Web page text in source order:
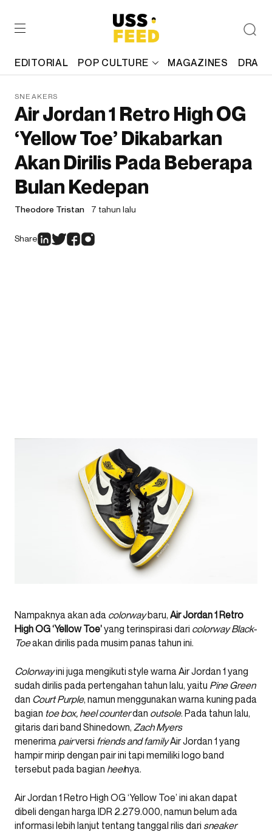
EDITORIAL POP CULTURE MAGAZINES
SNEAKERS
Air Jordan 1 Retro High OG
‘Yellow Toe’ Dikabarkan
Akan Dirilis Pada Beberapa
Bulan Kedepan
Theodore Tristan 7 tahun lalu
Share
Nampaknya akan ada colorwaybaru, Air Jordan 1 Retro
High OG ‘Yellow Toe’yang terinspirasi dari colorwayBlack-
Toeakan dirilis pada musim panas tahun ini.
Colorwayini juga mengikuti style warna Air Jordan 1 yang
sudah dirilis pada pertengahan tahun lalu, yaitu Pine Green
dan Court Purple, namun menggunakan warna kuning pada
bagian toe box, heel counterdan outsole. Pada tahun lalu,
gitaris dari band Shinedown, Zach Myers
menerima pairversi friends and familyAir Jordan 1 yang
hampir mirip dengan pair ini tapi memiliki logo band
tersebut pada bagian heelnya.
Air Jordan 1 Retro High OG ‘Yellow Toe’ ini akan dapat
dibeli dengan harga IDR 2.279.000, namun belum ada
informasi lebih lanjut tentang tanggal rilis dari sneaker